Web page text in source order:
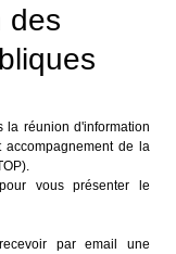
des
la réunion d'information
accompagnement de la
.
vous présenter le
par email une